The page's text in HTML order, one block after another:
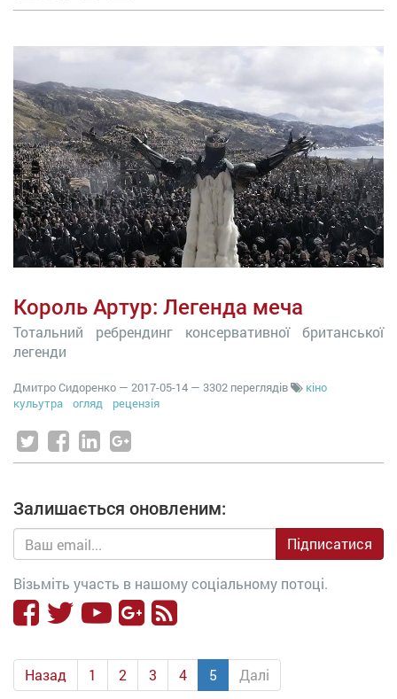
Король Артур: Легенда меча
Тотальний ребрендинг консервативної британської
легенди
Дмитро Сидоренко — 2017-05-14 — 3302 переглядів
кіно
кульутра
огляд рецензія
Залишається оновленим:
Підписатися
Візьміть участь в нашому соціальному потоці.
Назад 1 2 3 4 5 Далі